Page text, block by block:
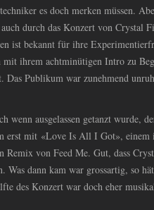
es doch merken müssen.
durch das Konzert von Crystal
ist bekannt für ihre
ihrem achtminütigen Intro zu
Das Publikum war zunehmend
wenn ausgelassen getanzt wurde,
erst mit «Love Is All I Got», einem
Remix von Feed Me. Gut, dass
Was dann kam war grossartig, so
des Konzert war doch eher